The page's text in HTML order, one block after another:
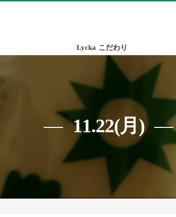
Lycka こだわり
11.22(月)